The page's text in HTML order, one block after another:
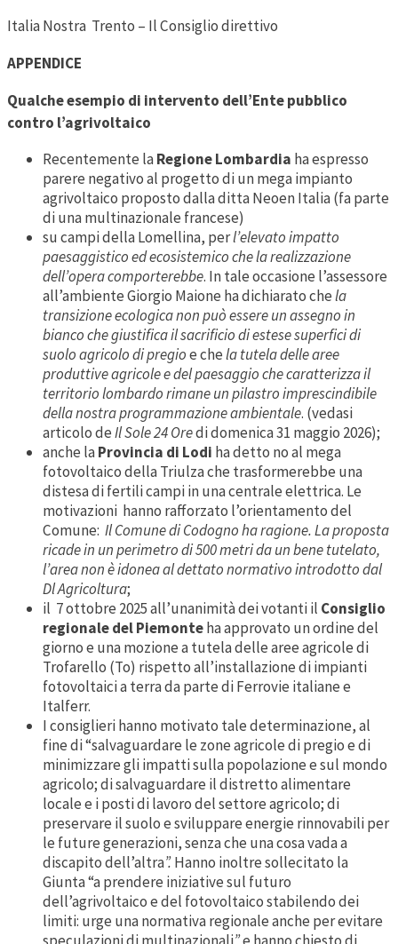
Italia Nostra Trento – Il Consiglio direttivo
APPENDICE
Qualche esempio di intervento dell’Ente pubblico
contro l’agrivoltaico
Recentemente laRegione Lombardia ha espresso
parere negativo al progetto di un mega impianto
agrivoltaico proposto dalla ditta Neoen Italia (fa parte
di una multinazionale francese)
su campi della Lomellina, perl’elevato impatto
paesaggistico ed ecosistemico che la realizzazione
dell’opera comporterebbe. In tale occasione l’assessore
all’ambiente Giorgio Maione ha dichiarato chela
transizione ecologica non può essere un assegno in
bianco che giustifica il sacrificio di estese superfici di
suolo agricolo di pregioe chela tutela delle aree
produttive agricole e del paesaggio che caratterizza il
territorio lombardo rimane un pilastro imprescindibile
della nostra programmazione ambientale. (vedasi
articolo deIl Sole 24 Oredi domenica 31 maggio 2026);
anche laProvincia di Lodi ha detto no al mega
fotovoltaico della Triulza che trasformerebbe una
distesa di fertili campi in una centrale elettrica. Le
motivazioni hanno rafforzato l’orientamento del
Comune: Il Comune di Codogno ha ragione. La proposta
ricade in un perimetro di 500 metri da un bene tutelato,
l’area non è idonea al dettato normativo introdotto dal
Dl Agricoltura;
il 7 ottobre 2025 all’unanimità dei votanti il Consiglio
regionale del Piemonteha approvato un ordine del
giorno e una mozione a tutela delle aree agricole di
Trofarello (To) rispetto all’installazione di impianti
fotovoltaici a terra da parte di Ferrovie italiane e
Italferr.
I consiglieri hanno motivato tale determinazione, al
fine di “salvaguardare le zone agricole di pregio e di
minimizzare gli impatti sulla popolazione e sul mondo
agricolo; di salvaguardare il distretto alimentare
locale e i posti di lavoro del settore agricolo; di
preservare il suolo e sviluppare energie rinnovabili per
le future generazioni, senza che una cosa vada a
discapito dell’altra”.Hanno inoltre sollecitato la
Giunta “a prendere iniziative sul futuro
dell’agrivoltaico e del fotovoltaico stabilendo dei
limiti: urge una normativa regionale anche per evitare